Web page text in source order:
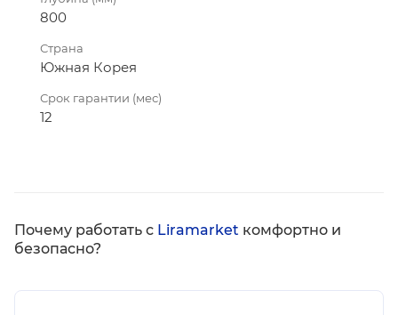
800
Страна
Южная Корея
Срок гарантии (мес)
12
Почему работать с Liramarket комфортно и
безопасно?